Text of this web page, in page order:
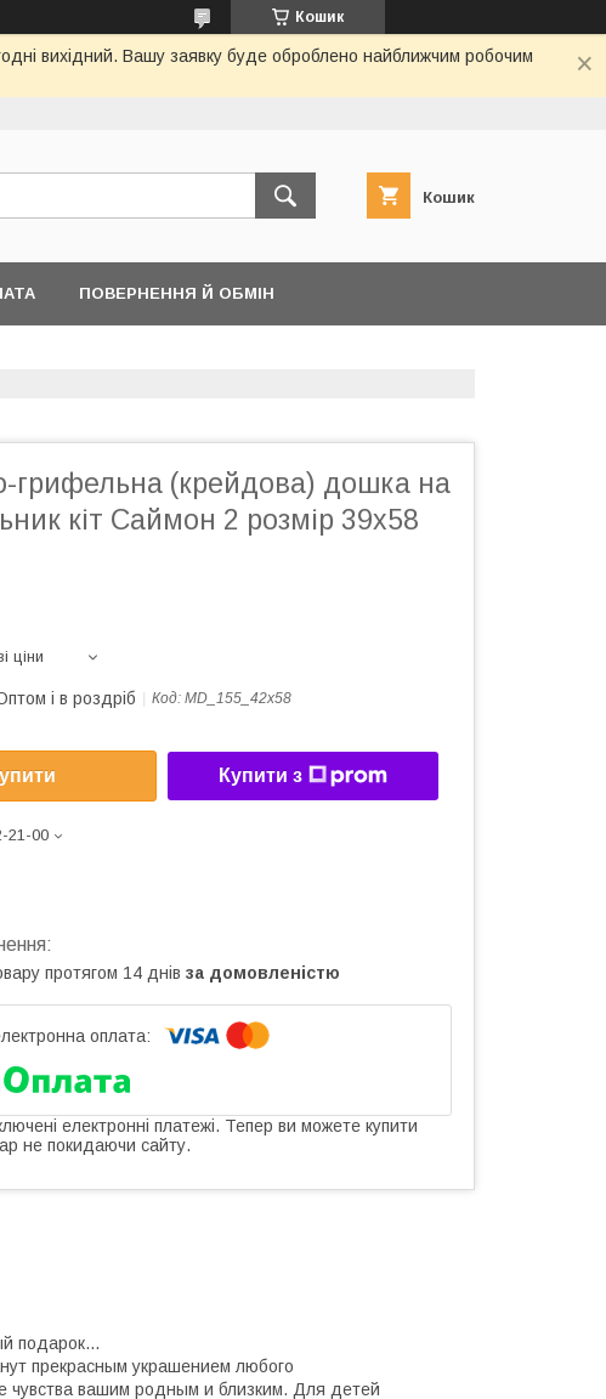
Кошик
вихідний. Вашу заявку буде оброблено найближчим робочим
Кошик
ПОВЕРНЕННЯ Й ОБМІН
грифельна (крейдова) дошка на
кіт Саймон 2 розмір 39х58
ціни
і в роздріб Код: MD_155_42х58
Купити з
21-00
протягом 14 днів за домовленістю
електронні платежі. Тепер ви можете купити
не покидаючи сайту.
подарок...
прекрасным украшением любого
чувства вашим родным и близким. Для детей